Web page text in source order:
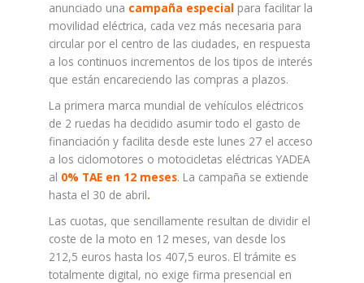
anunciado una campaña especial para facilitar la
movilidad eléctrica, cada vez más necesaria para
circular por el centro de las ciudades, en respuesta
a los continuos incrementos de los tipos de interés
que están encareciendo las compras a plazos.
La primera marca mundial de vehículos eléctricos
de 2 ruedas ha decidido asumir todo el gasto de
financiación y facilita desde este lunes 27 el acceso
a los ciclomotores o motocicletas eléctricas YADEA
al 0% TAE en 12 meses. La campaña se extiende
hasta el 30 de abril.
Las cuotas, que sencillamente resultan de dividir el
coste de la moto en 12 meses, van desde los
212,5 euros hasta los 407,5 euros. El trámite es
totalmente digital, no exige firma presencial en